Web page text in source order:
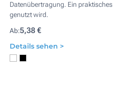
Datenübertragung. Ein
genutzt wird.
Ab:5,38 €
Details sehen >